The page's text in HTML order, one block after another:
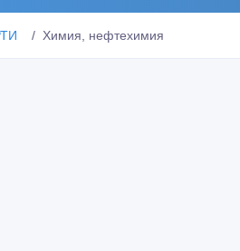
Химия, нефтехимия